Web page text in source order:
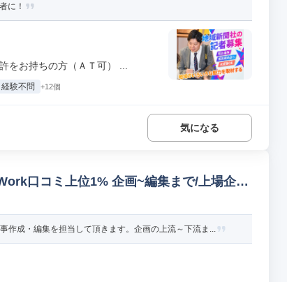
に！
をお持ちの方（ＡＴ可） ...
経験不問 +12個
気になる
口コミ上位1% 企画~編集まで/上場企業
作成・編集を担当して頂きます。企画の上流～下流ま...